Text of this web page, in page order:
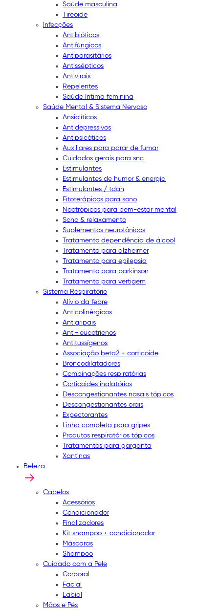
Saúde masculina
Tireoide
Infecções
Antibióticos
Antifúngicos
Antiparasitários
Antissépticos
Antivirais
Repelentes
Saúde íntima feminina
Saúde Mental & Sistema Nervoso
Ansiolíticos
Antidepressivos
Antipsicóticos
Auxiliares para parar de fumar
Cuidados gerais para snc
Estimulantes
Estimulantes de humor & energia
Estimulantes / tdah
Fitoterápicos para sono
Nootrópicos para bem-estar mental
Sono & relaxamento
Suplementos neurotônicos
Tratamento dependência de álcool
Tratamento para alzheimer
Tratamento para epilepsia
Tratamento para parkinson
Tratamento para vertigem
Sistema Respiratório
Alívio da febre
Anticolinérgicos
Antigripais
Anti-leucotrienos
Antitussígenos
Associação beta2 + corticoide
Broncodilatadores
Combinações respiratórias
Corticoides inalatórios
Descongestionantes nasais tópicos
Descongestionantes orais
Expectorantes
Linha completa para gripes
Produtos respiratórios tópicos
Tratamentos para garganta
Xantinas
Beleza
Cabelos
Acessórios
Condicionador
Finalizadores
Kit shampoo + condicionador
Máscaras
Shampoo
Cuidado com a Pele
Corporal
Facial
Labial
Mãos e Pés